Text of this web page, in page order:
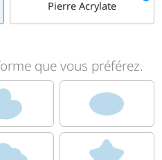
Pierre Acrylate
que vous préférez.